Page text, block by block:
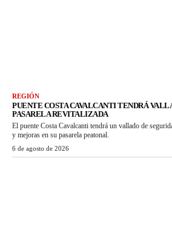
REGIÓN
PUENTE COSTA CAVALCANTI TENDRÁ
PASARELA REVITALIZADA
El puente Costa Cavalcanti tendrá un vallado de
y mejoras en su pasarela peatonal.
6 de agosto de 2026